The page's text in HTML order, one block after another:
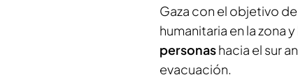
Gaza con el objetivo
humanitaria en la zona
personashacia el sur
evacuación.